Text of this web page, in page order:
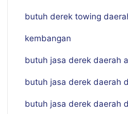
butuh derek towing
kembangan
butuh jasa derek daerah
butuh jasa derek daerah
butuh jasa derek daerah